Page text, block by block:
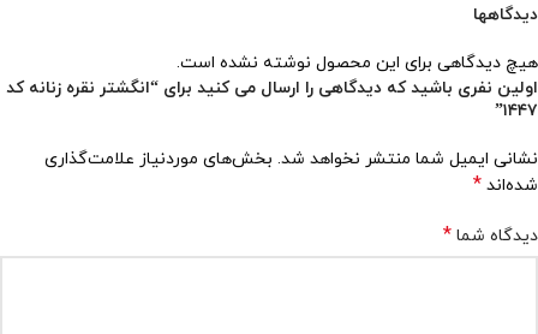
دیدگاهها
هیچ دیدگاهی برای این محصول نوشته نشده است.
اولین نفری باشید که دیدگاهی را ارسال می کنید برای “انگشتر نقره زنانه کد
۱۴۴۷”
نشانی ایمیل شما منتشر نخواهد شد. بخش‌های موردنیاز علامت‌گذاری
شده‌اند *
دیدگاه شما *